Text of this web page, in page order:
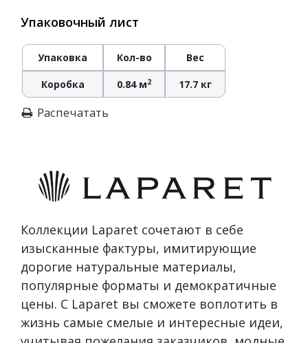
Упаковочный лист
Упаковка Кол-во Вес
Коробка 0.84 м2 17.7 кг
Распечатать
Коллекции Laparet сочетают в себе
изысканные фактуры, имитирующие
дорогие натуральные материалы,
популярные форматы и демократичные
цены. С Laparet вы сможете воплотить в
жизнь самые смелые и интересные идеи,